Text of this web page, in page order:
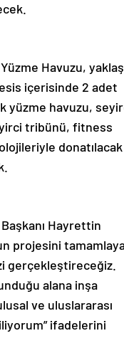
Havuzu,
içerisinde 2 adet
yüzme havuzu,
tribünü, fitness
donatılacak
Hayrettin
projesini
gerçekleştireceğiz.
alana inşa
ve uluslararası
ifadelerini